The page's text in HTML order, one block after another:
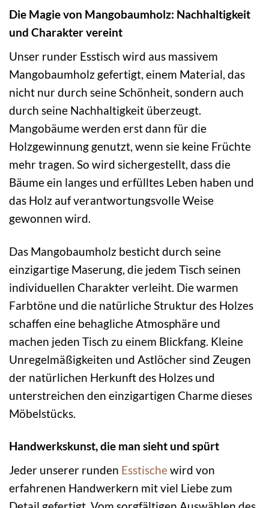
Die Magie von Mangobaumholz: Nachhaltigkeit
und Charakter vereint
Unser runder Esstisch wird aus massivem
Mangobaumholz gefertigt, einem Material, das
nicht nur durch seine Schönheit, sondern auch
durch seine Nachhaltigkeit überzeugt.
Mangobäume werden erst dann für die
Holzgewinnung genutzt, wenn sie keine Früchte
mehr tragen. So wird sichergestellt, dass die
Bäume ein langes und erfülltes Leben haben und
das Holz auf verantwortungsvolle Weise
gewonnen wird.
Das Mangobaumholz besticht durch seine
einzigartige Maserung, die jedem Tisch seinen
individuellen Charakter verleiht. Die warmen
Farbtöne und die natürliche Struktur des Holzes
schaffen eine behagliche Atmosphäre und
machen jeden Tisch zu einem Blickfang. Kleine
Unregelmäßigkeiten und Astlöcher sind Zeugen
der natürlichen Herkunft des Holzes und
unterstreichen den einzigartigen Charme dieses
Möbelstücks.
Handwerkskunst, die man sieht und spürt
Jeder unserer runden Esstischewird von
erfahrenen Handwerkern mit viel Liebe zum